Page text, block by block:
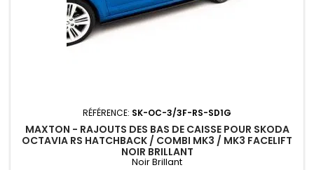
RÉFÉRENCE: SK-OC-3/3F-RS-SD1G
MAXTON - RAJOUTS DES BAS DE CAISSE POUR SKODA
OCTAVIA RS HATCHBACK / COMBI MK3 / MK3 FACELIFT
NOIR BRILLANT
Noir Brillant